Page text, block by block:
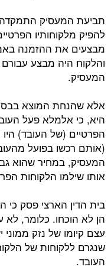
תביעת המעסיק התמקדה
להפיק מלקוחותיו
מבצעים את ההזמנה
והלקוח היה מבצע
המעסיק.
אלא שהנחת המוצא
היא, כי אלמלא פעל
הפרטיים (של העובד)
(אותם רכשו בפועל
המעסיק, במחיר שהוא
אותו שילמו הלקוחות
בית הדין הארצי פסק כי
הן לא הוכחו. כלומר, לא
עצם קיומו של נזק ממוני
שנגרם ללקוחות של
העובד.